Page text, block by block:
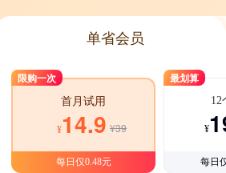
单省会员
限购一次
首月试用
¥14.9 ¥39
每日仅0.48元
最划算
12
¥
每日